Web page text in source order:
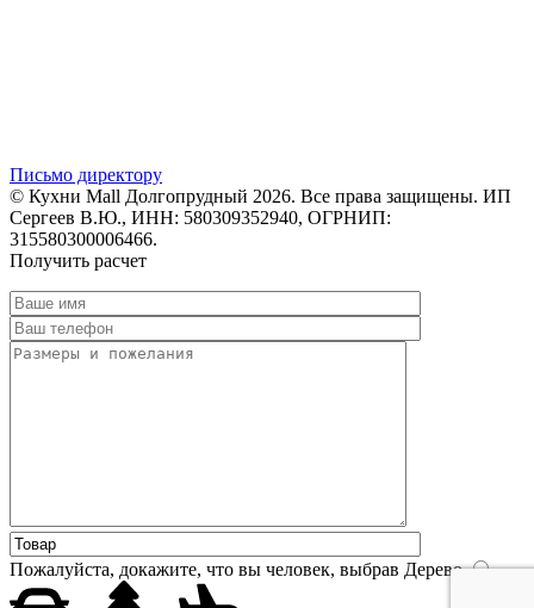
Письмо директору
© Кухни Mall Долгопрудный 2026. Все права защищены. ИП
Сергеев В.Ю., ИНН: 580309352940, ОГРНИП:
315580300006466.
Получить расчет
Пожалуйста, докажите, что вы человек, выбрав Дерево.